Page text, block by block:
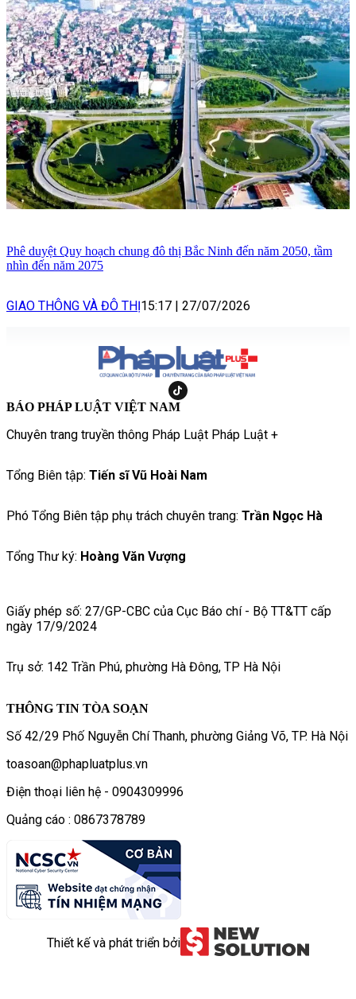
Phê duyệt Quy hoạch chung đô thị Bắc Ninh đến năm 2050, tầm
nhìn đến năm 2075
GIAO THÔNG VÀ ĐÔ THỊ15:17 | 27/07/2026
BÁO PHÁP LUẬT VIỆT NAM
Chuyên trang truyền thông Pháp Luật Pháp Luật +
Tổng Biên tập: Tiến sĩ Vũ Hoài Nam
Phó Tổng Biên tập phụ trách chuyên trang: Trần Ngọc Hà
Tổng Thư ký: Hoàng Văn Vượng
Giấy phép số: 27/GP-CBC của Cục Báo chí - Bộ TT&TT cấp
ngày 17/9/2024
Trụ sở: 142 Trần Phú, phường Hà Đông, TP Hà Nội
THÔNG TIN TÒA SOẠN
Số 42/29 Phố Nguyễn Chí Thanh, phường Giảng Võ, TP. Hà Nội
toasoan@phapluatplus.vn
Điện thoại liên hệ - 0904309996
Quảng cáo : 0867378789
Thiết kế và phát triển bởi